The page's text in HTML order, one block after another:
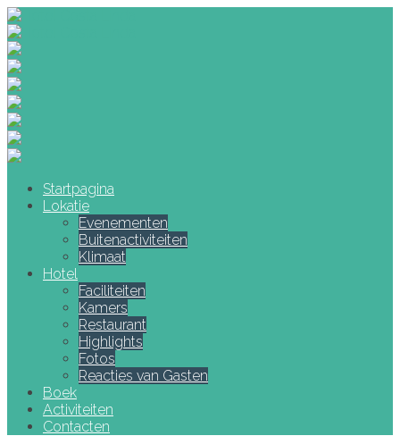
Startpagina
Lokatie
Evenementen
Buitenactiviteiten
Klimaat
Hotel
Faciliteiten
Kamers
Restaurant
Highlights
Fotos
Reacties van Gasten
Boek
Activiteiten
Contacten